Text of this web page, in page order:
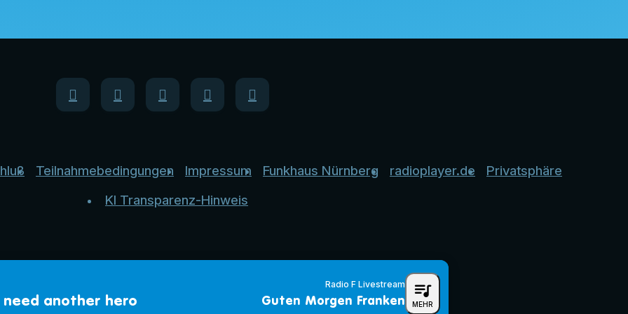
Teilnahmebedingungen Impressum Funkhaus Nürnberg radioplayer.de
Privatsphäre
KI Transparenz-Hinweis
another hero Guten Morgen Franken
Radio F Livestream queue_music